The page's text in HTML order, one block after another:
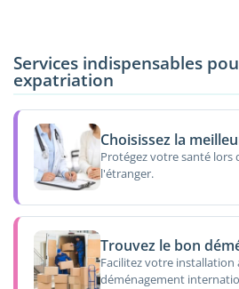
Services indispensables
expatriation
Choisissez la
Protégez votre santé lors
l'étranger.
Trouvez le bon
Facilitez votre installation
déménagement